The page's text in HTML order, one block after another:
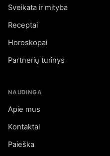
Sveikata ir mityba
Receptai
Horoskopai
Partnerių turinys
NAUDINGA
Apie mus
Kontaktai
Paieška